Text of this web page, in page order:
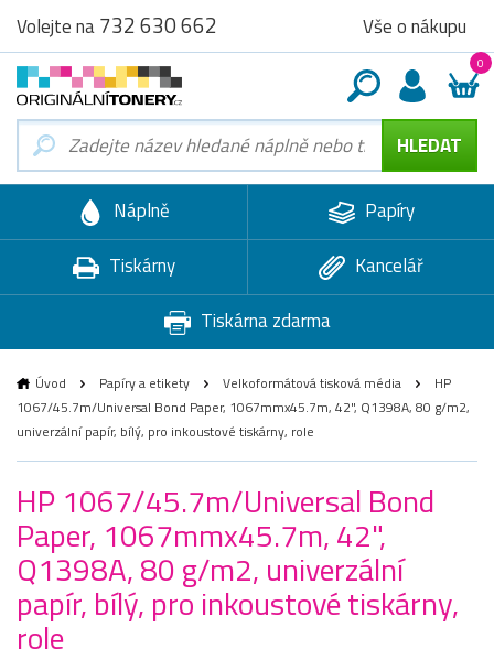
Volejte na732 630 662 Vše o nákupu
0
Náplně
Papíry
Tiskárny
Kancelář
Tiskárna zdarma
Úvod Papíry a etikety Velkoformátová tisková média
HP
1067/45.7m/Universal Bond Paper, 1067mmx45.7m, 42", Q1398A, 80 g/m2,
univerzální papír, bílý, pro inkoustové tiskárny, role
HP 1067/45.7m/Universal Bond
Paper, 1067mmx45.7m, 42",
Q1398A, 80 g/m2, univerzální
papír, bílý, pro inkoustové tiskárny,
role